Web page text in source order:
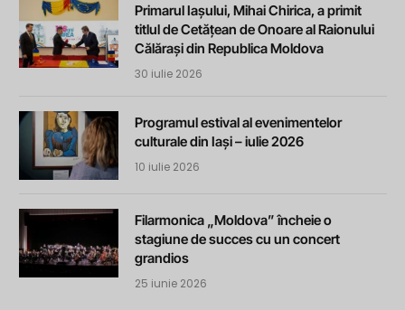
Primarul Iașului, Mihai Chirica, a primit
titlul de Cetățean de Onoare al Raionului
Călărași din Republica Moldova
30 iulie 2026
Programul estival al evenimentelor
culturale din Iași – iulie 2026
10 iulie 2026
Filarmonica „Moldova” încheie o
stagiune de succes cu un concert
grandios
25 iunie 2026